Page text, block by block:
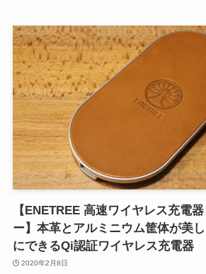
【ENETREE 高速ワイヤレス充電
ー】本革とアルミニウム筐体が美
にできるQi認証ワイヤレス充電器
2020年2月8日